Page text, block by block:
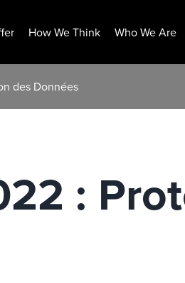
How We Think Who We Are
des Données
: